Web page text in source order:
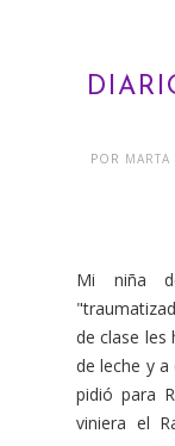
POR
Mi niña
de clase les
de leche y
pidió para
viniera el